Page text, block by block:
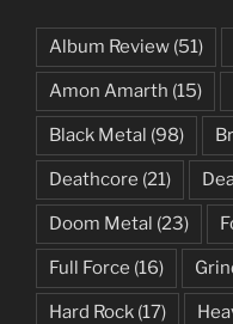
Album Review (51)
Amon Amarth (15)
Black Metal (98)
Deathcore (21)
Doom Metal (23)
Full Force (16)
Hard Rock (17)